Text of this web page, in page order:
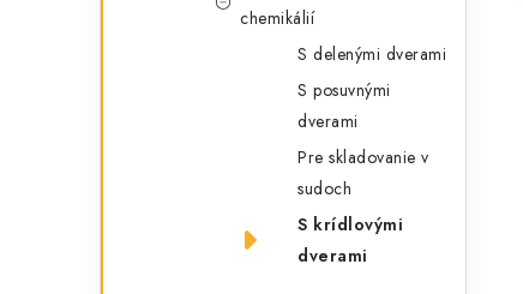
chemikálií
S delenými dverami
S posuvnými
dverami
Pre skladovanie v
sudoch
S krídlovými
dverami